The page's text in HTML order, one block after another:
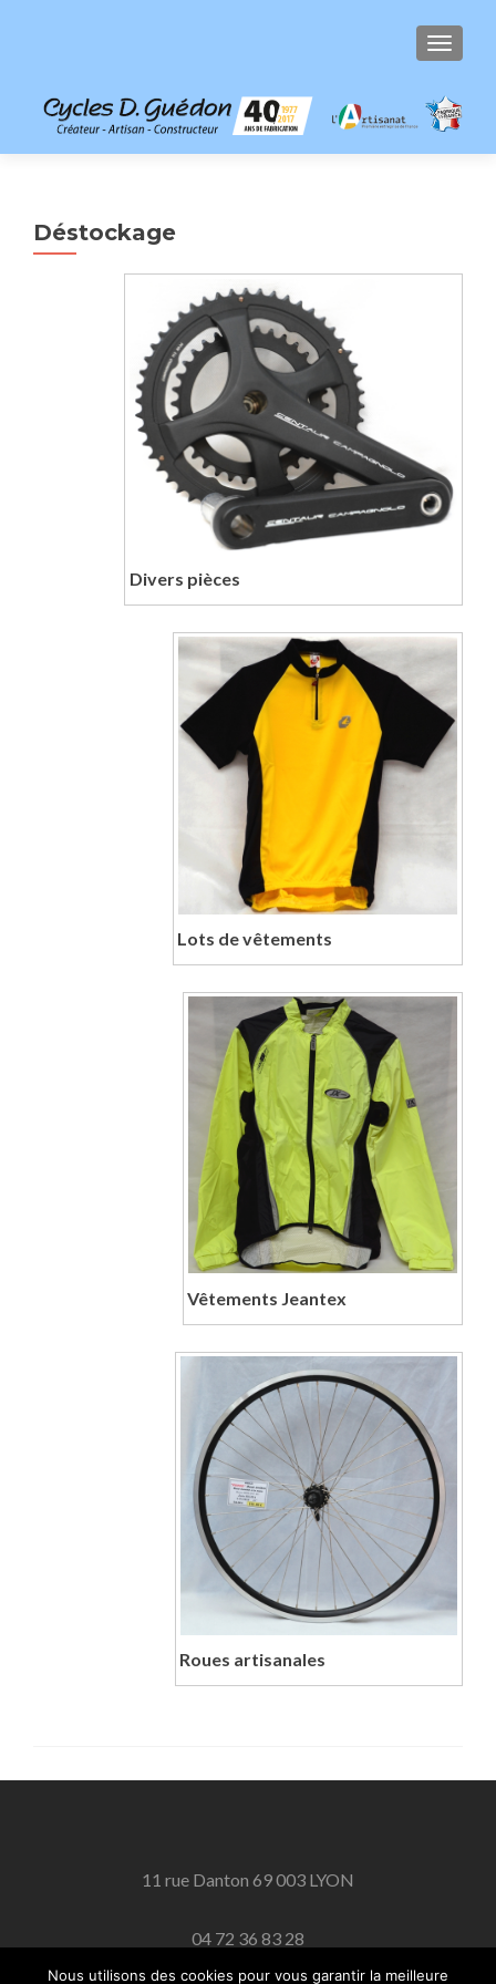
Déstockage
Divers pièces
Lots de vêtements
Vêtements Jeantex
Roues artisanales
11 rue Danton 69 003 LYON
04 72 36 83 28
Nous utilisons des cookies pour vous garantir la meilleure